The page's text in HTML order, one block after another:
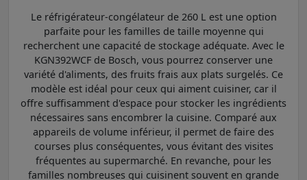
Le réfrigérateur-congélateur de 260 L est une option
parfaite pour les familles de taille moyenne qui
recherchent une capacité de stockage adéquate. Avec le
KGN392WCF de Bosch, vous pourrez conserver une
variété d'aliments, des fruits frais aux plats surgelés. Ce
modèle est idéal pour ceux qui aiment cuisiner, car il
offre suffisamment d'espace pour stocker les ingrédients
nécessaires sans encombrer la cuisine. Comparé aux
appareils de volume inférieur, il permet de faire des
courses plus conséquentes, vous évitant des visites
fréquentes au supermarché. En revanche, pour les
familles nombreuses qui cuisinent souvent en grande